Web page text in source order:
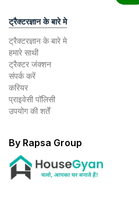
ट्रैक्टरज्ञान के बारे मे
ट्रैक्टरज्ञान के बारे मे
हमारे साथी
ट्रैक्टर जंक्शन
संपर्क करें
करियर
प्राइवेसी पॉलिसी
उपयोग की शर्तें
By Rapsa Group